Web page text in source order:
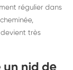
régulier dans
très